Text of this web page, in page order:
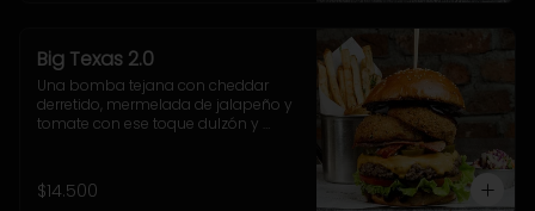
Big Texas 2.0
Una bomba tejana con cheddar
derretido, mermelada de jalapeño y
tomate con ese toque dulzón y
crocante y nuestra poderosa
sriracha BBQ.
$14.500